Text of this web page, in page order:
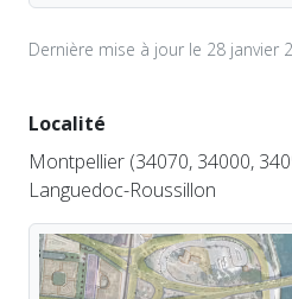
Dernière mise à jour le 28 janvier
Localité
Montpellier (34070, 34000,
Languedoc-Roussillon